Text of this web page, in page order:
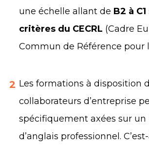
une échelle allant de B2 à
critères du CECRL (Cadre
Commun de Référence pour
2 Les formations à disposition
collaborateurs d’entreprise
spécifiquement axées sur un
d’anglais professionnel.